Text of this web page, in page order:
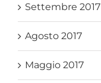
Settembre 2017
Agosto 2017
Maggio 2017